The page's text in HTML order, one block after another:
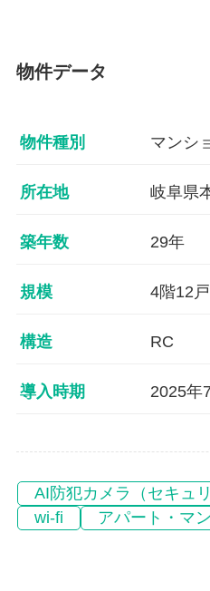
物件データ
物件種別 マンシ
所在地 岐阜県
築年数 29年
規模 4階12戸
構造 RC
導入時期 2025年
AI防犯カメラ（セキュ
wi-fi
アパート・マ